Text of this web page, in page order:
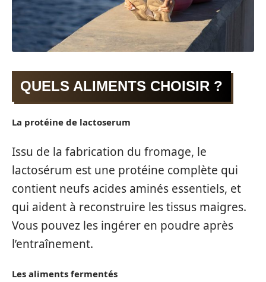
QUELS ALIMENTS CHOISIR ?
La protéine de lactoserum
Issu de la fabrication du fromage, le
lactosérum est une protéine complète qui
contient neufs acides aminés essentiels, et
qui aident à reconstruire les tissus maigres.
Vous pouvez les ingérer en poudre après
l’entraînement.
Les aliments fermentés